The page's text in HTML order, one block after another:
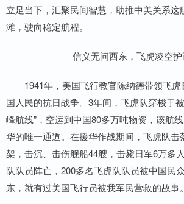
立足当下，汇聚民间智慧，助推中美关系这
滩，驶向稳定航程。
信义无问西东，飞虎凌空护
1941年，美国飞行教官陈纳德带领飞虎
国人民的抗日战争。3年间，飞虎队穿梭于
峰航线”，空运到中国80多万吨物资，该航
华的唯一通道。在援华作战期间，飞虎队击
架，击沉、击伤舰船44艘，击毙日军6万多
队队员阵亡，200多名飞虎队队员被中国民
东，就有过美国飞行员被我军民营救的故事。